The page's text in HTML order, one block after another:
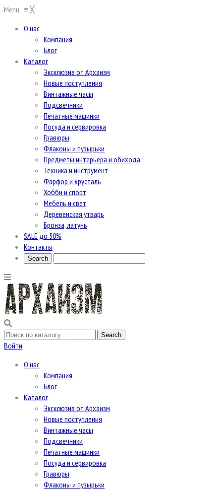
Menu ≡╳
О нас
Компания
Блог
Каталог
Эксклюзив от Архаизм
Новые поступления
Винтажные часы
Подсвечники
Печатные машинки
Посуда и сервировка
Гравюры
Флаконы и пузырьки
Предметы интерьера и обихода
Техника и инструмент
Фарфор и хрусталь
Хобби и спорт
Мебель и свет
Деревенская утварь
Бронза, латунь
SALE до 50%
Контакты
Войти
О нас
Компания
Блог
Каталог
Эксклюзив от Архаизм
Новые поступления
Винтажные часы
Подсвечники
Печатные машинки
Посуда и сервировка
Гравюры
Флаконы и пузырьки